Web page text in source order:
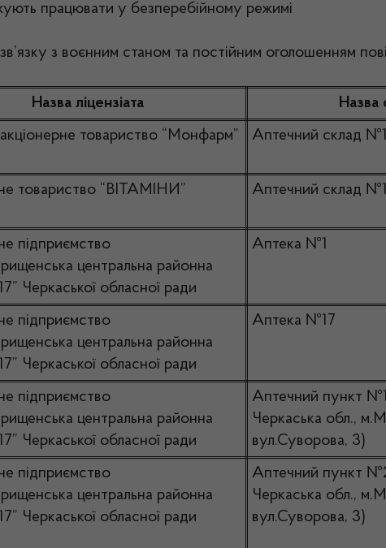
працювати у безперебійному режимі
з воєнним станом та постійним оголошенням
Назва ліцензіата Назва
товариство “Монфарм” Аптечний склад №1
товариство “ВІТАМІНИ” Аптечний склад №1
підприємство
центральна районна
Черкаської обласної ради
Аптека №1
підприємство
центральна районна
Черкаської обласної ради
Аптека №17
підприємство
центральна районна
Черкаської обласної ради
Аптечний пункт
Черкаська обл.,
вул.Суворова, 3)
підприємство
центральна районна
Черкаської обласної ради
Аптечний пункт
Черкаська обл.,
вул.Суворова, 3)